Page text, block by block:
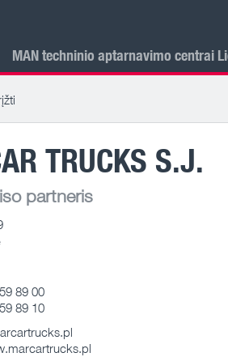
MAN techninio aptarnavimo centrai
TRUCKS S.J.
partneris
89 00
89 10